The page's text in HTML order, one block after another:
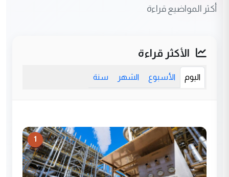
أكثر المواضيع قراءة
الأكثر قراءة
اليوم الأسبوع الشهر سنة
1